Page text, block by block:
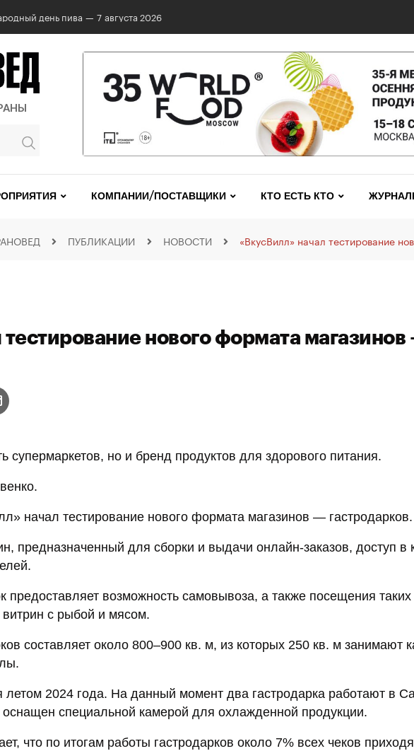
день пива — 7 августа 2026
КОМПАНИИ/ПОСТАВЩИКИ КТО ЕСТЬ КТО
ПУБЛИКАЦИИ НОВОСТИ «ВкусВилл» начал тестирование
тестирование нового формата
но и бренд продуктов для здорового питания.
начал тестирование нового формата магазинов — гастродарков.
предназначенный для сборки и выдачи онлайн-заказов, доступ в
предоставляет возможность самовывоза, а также посещения таких
с рыбой и мясом.
составляет около 800–900 кв. м, из которых 250 кв. м занимают
летом 2024 года. На данный момент два гастродарка работают в
оснащен специальной камерой для охлажденной продукции.
что по итогам работы гастродарков около 7% всех чеков